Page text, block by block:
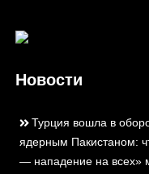
Новости
Турция вошла в
ядерным Пакистаном:
— нападение на всех»